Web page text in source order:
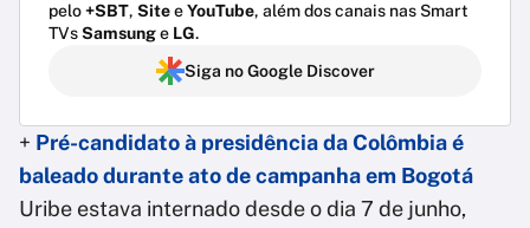
pelo+SBT, SiteeYouTube, além dos canais nas Smart
TVsSamsunge LG.
Siga no Google Discover
+ Pré-candidato à presidência da Colômbia é
baleado durante ato de campanha em Bogotá
Uribe estava internado desde o dia 7 de junho,